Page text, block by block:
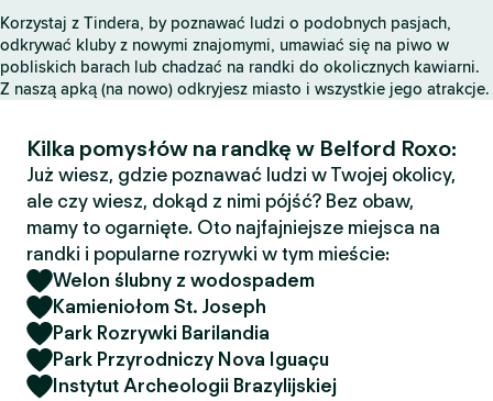
w
n
a
Korzystaj z Tindera, by poznawać ludzi o podobnych pasjach,
odkrywać kluby z nowymi znajomymi, umawiać się na piwo w
pobliskich barach lub chadzać na randki do okolicznych kawiarni.
Z naszą apką (na nowo) odkryjesz miasto i wszystkie jego atrakcje.
Kilka pomysłów na randkę w Belford Roxo:
Już wiesz, gdzie poznawać ludzi w Twojej okolicy,
ale czy wiesz, dokąd z nimi pójść? Bez obaw,
mamy to ogarnięte. Oto najfajniejsze miejsca na
randki i popularne rozrywki w tym mieście:
Welon ślubny z wodospadem
Kamieniołom St. Joseph
Park Rozrywki Barilandia
Park Przyrodniczy Nova Iguaçu
Instytut Archeologii Brazylijskiej